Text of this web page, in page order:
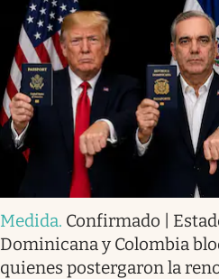
Medida. Confirmado |
Dominicana y Colombia
quienes postergaron la